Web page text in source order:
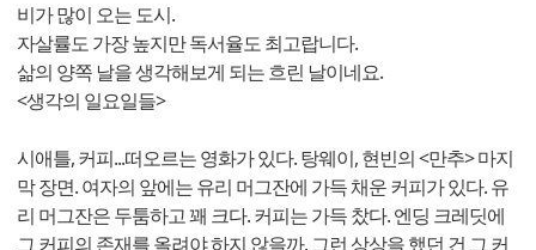
비가 많이 오는 도시.
자살률도 가장 높지만 독서율도 최고랍니다.
삶의 양쪽 날을 생각해보게 되는 흐린 날이네요.
<생각의 일요일들>
시애틀, 커피...떠오르는 영화가 있다. 탕웨이, 현빈의 <만추> 마지
막 장면. 여자의 앞에는 유리 머그잔에 가득 채운 커피가 있다. 유
리 머그잔은 두툼하고 꽤 크다. 커피는 가득 찼다. 엔딩 크레딧에
그 커피의 존재를 올려야 하지 않을까. 그런 상상을 했던 건 그 커